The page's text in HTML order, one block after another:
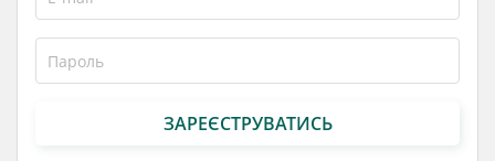
ЗАРЕЄСТРУВАТИСЬ